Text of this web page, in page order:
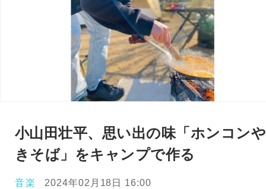
小山田壮平、思い出の味「ホンコンや
きそば」をキャンプで作る
音楽 2024年02月18日 16:00